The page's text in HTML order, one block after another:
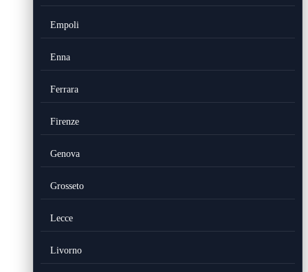
Empoli
Enna
Ferrara
Firenze
Genova
Grosseto
Lecce
Livorno